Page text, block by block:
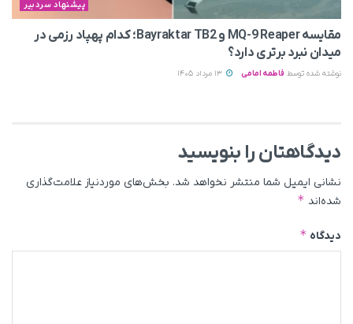
پیشنهاد سردبیر
مقایسه MQ-9 Reaper و Bayraktar TB2؛ کدام پهپاد رزمی در
میدان نبرد برتری دارد؟
نوشته شده توسط فاطمه امامی
دیدگاهتان را بنویسید
نشانی ایمیل شما منتشر نخواهد شد. بخش‌های موردنیاز علامت‌گذاری
شده‌اند *
دیدگاه *